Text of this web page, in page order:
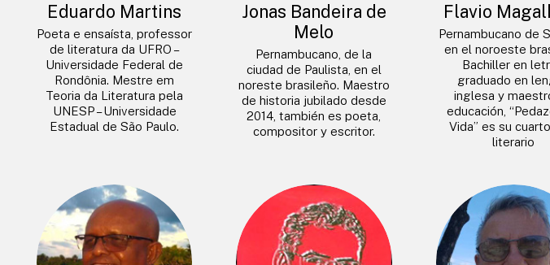
Eduardo Martins
Poeta e ensaísta, professor
de literatura da UFRO –
Universidade Federal de
Rondônia. Mestre em
Teoria da Literatura pela
UNESP – Universidade
Estadual de São Paulo.
Jonas Bandeira de
Melo
Pernambucano, de la
ciudad de Paulista, en el
noreste brasileño. Maestro
de historia jubilado desde
2014, también es poeta,
compositor y escritor.
Flavio
Pernambucano de
en el noroeste
Bachiller en
graduado en
inglesa y
educación,
Vida” es su
literario